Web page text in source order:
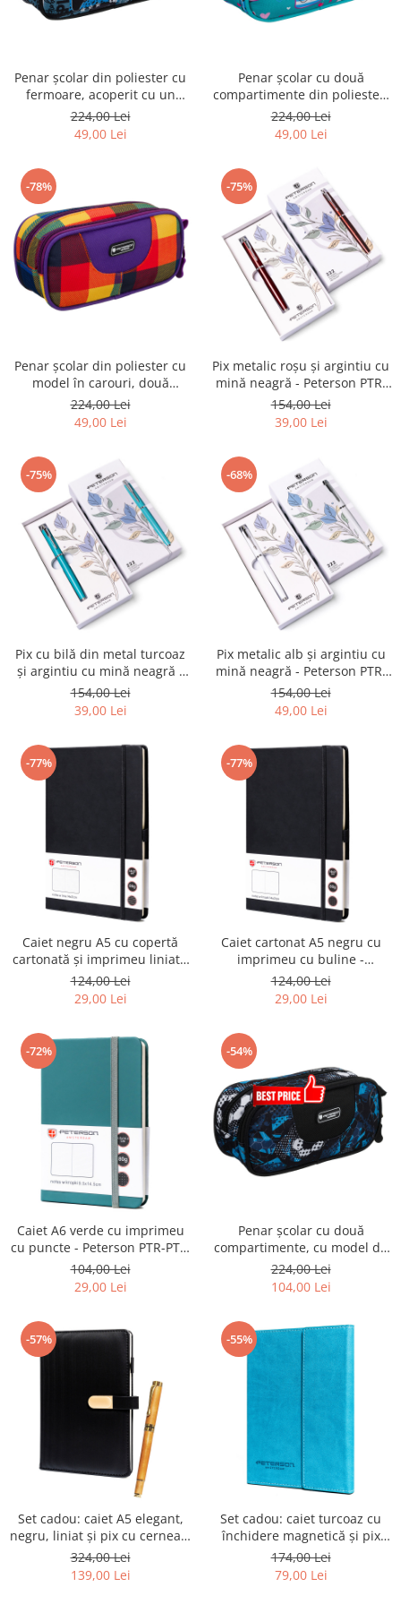
Penar școlar din poliester cu
fermoare, acoperit cu un
model de gaming - Peterson
PTR-PTN MOTYLEK-5134 B62
224,00 Lei
49,00 Lei
Penar școlar cu două
compartimente din poliester,
decorat cu un model de pisică
- Peterson PTR-PTN MOTYLEK-
5172 G28
224,00 Lei
49,00 Lei
-78%
Penar școlar din poliester cu
model în carouri, două
compartimente, închidere cu
fermoar - Peterson PTR-PTN
MOTYLEK-5196 G98
224,00 Lei
49,00 Lei
-75%
Pix metalic roșu și argintiu cu
mină neagră - Peterson PTR-
PTN 222-GB RED-SILVE
154,00 Lei
39,00 Lei
-75%
Pix cu bilă din metal turcoaz
și argintiu cu mină neagră -
Peterson PTR-PTN 222-GB
TURQ-SILV
154,00 Lei
39,00 Lei
-68%
Pix metalic alb și argintiu cu
mină neagră - Peterson PTR-
PTN 222-GB WHITE-SIL
154,00 Lei
49,00 Lei
-77%
Caiet negru A5 cu copertă
cartonată și imprimeu liniat -
Peterson PTR-PTN NOT-6-LN-
52-9034
124,00 Lei
29,00 Lei
-77%
Caiet cartonat A5 negru cu
imprimeu cu buline -
Peterson PTR-PTN NOT-6-KP-
52-9195
124,00 Lei
29,00 Lei
-72%
Caiet A6 verde cu imprimeu
cu puncte - Peterson PTR-PTN
NOT-6-KP-54-9294
104,00 Lei
29,00 Lei
-54%
Penar școlar cu două
compartimente, cu model de
fotbal - Peterson PTR-PTN
MOTYLEK-5110 B10
224,00 Lei
104,00 Lei
-57%
Set cadou: caiet A5 elegant,
negru, liniat și pix cu cerneală
neagră - Peterson PTR-PTN
339-NOT-2-3798 B
324,00 Lei
139,00 Lei
-55%
Set cadou: caiet turcoaz cu
închidere magnetică și pix
negru - Peterson PTR-PTN 88-
NOT-7-6331 TU
174,00 Lei
79,00 Lei